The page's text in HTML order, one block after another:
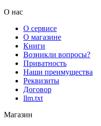
О нас
О сервисе
О магазине
Книги
Возникли вопросы?
Приватность
Наши преимущества
Реквизиты
Договор
llm.txt
Магазин